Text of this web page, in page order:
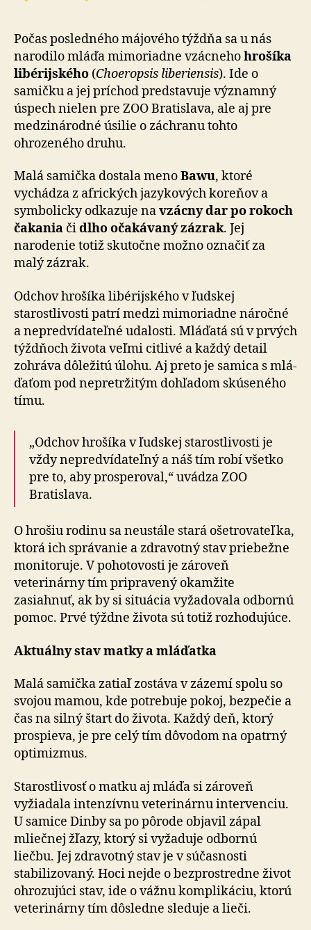
Počas posledného májového týždňa sa u nás
narodilo mláďa mimoriadne vzácnehohrošíka
libérijského (Choeropsis liberiensis). Ide o
samičku a jej príchod pred­sta­vu­je významný
úspech nielen pre ZOO Bratislava, ale aj pre
medzinárodné úsilie o záchranu tohto
ohrozeného druhu.
Malá samička dostala menoBawu, ktoré
vychádza z af­ric­kých jazykových koreňov a
symbolicky odkazuje navzác­ny dar po rokoch
čakania čidlho očakávaný zázrak. Jej
narodenie totiž skutočne možno označiť za
malý zázrak.
Odchov hrošíka libérijského v ľudskej
starostlivosti patrí medzi mimoriadne náročné
a nepredvídateľné udalosti. Mláďatá sú v prvých
týždňoch života veľmi citlivé a každý detail
zohráva dôležitú úlohu. Aj preto je samica s mlá­
ďa­ťom pod nepretržitým dohľadom skúseného
tímu.
„Odchov hrošíka v ľudskej starostlivosti je
vždy ne­pred­ví­da­teľ­ný a náš tím robí všetko
pre to, aby prosperoval,“ uvádza ZOO
Bratislava.
O hrošiu rodinu sa neustále stará ošetrovateľka,
ktorá ich správanie a zdravotný stav priebežne
monitoruje. V po­ho­to­vos­ti je zároveň
veterinárny tím pripravený okamžite
zasiahnuť, ak by si situácia vyžadovala odbornú
pomoc. Prvé týždne života sú totiž rozhodujúce.
Aktuálny stav matky a mláďatka
Malá samička zatiaľ zostáva v zázemí spolu so
svojou ma­mou, kde potrebuje pokoj, bezpečie a
čas na silný štart do života. Každý deň, ktorý
prospieva, je pre celý tím dô­vo­dom na opatrný
optimizmus.
Starostlivosť o matku aj mláďa si zároveň
vyžiadala in­ten­zív­nu veterinárnu intervenciu.
U samice Dinby sa po pôrode objavil zápal
mliečnej žľazy, ktorý si vyžaduje odbornú
liečbu. Jej zdravotný stav je v súčasnosti
stabilizovaný. Hoci nejde o bezprostredne život
ohrozujúci stav, ide o vážnu komplikáciu, ktorú
veterinárny tím dôsledne sleduje a lieči.